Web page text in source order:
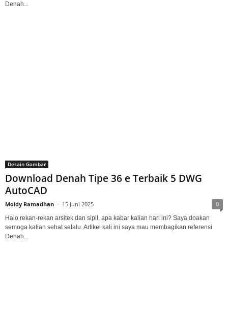
Denah...
Desain Gambar
Download Denah Tipe 36 e Terbaik 5 DWG
AutoCAD
Moldy Ramadhan - 15 Juni 2025 0
Halo rekan-rekan arsitek dan sipil, apa kabar kalian hari ini? Saya doakan
semoga kalian sehat selalu. Artikel kali ini saya mau membagikan referensi
Denah...